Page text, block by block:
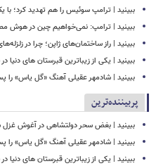
ببینید | ترامپ سوئیس را هم تهدید کرد؛ با
ببینید | ترامپ: نمی‌خواهیم چین در هوش
ببینید | راز ساختمان‌های ژاپن؛ چرا در
ببینید | یکی از زیباترین قبرستان های دنیا
ببینید | شادمهر عقیلی آهنگ «گل یاس» را پس از ۲۸ سال
پربیننده‌ترین
ببینید | بغض سحر دولتشاهی در آغوش غزل
ببینید | شادمهر عقیلی آهنگ «گل یاس» را پس از ۲۸ سال
ببینید | یکی از زیباترین قبرستان های دنیا